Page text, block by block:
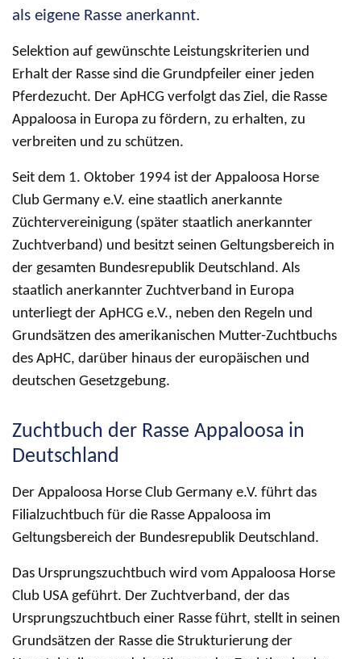
als eigene Rasse anerkannt.
Selektion auf gewünschte Leistungskriterien und
Erhalt der Rasse sind die Grundpfeiler einer jeden
Pferdezucht. Der ApHCG verfolgt das Ziel, die Rasse
Appaloosa in Europa zu fördern, zu erhalten, zu
verbreiten und zu schützen.
Seit dem 1. Oktober 1994 ist der Appaloosa Horse
Club Germany e.V. eine staatlich anerkannte
Züchtervereinigung (später staatlich anerkannter
Zuchtverband) und besitzt seinen Geltungsbereich in
der gesamten Bundesrepublik Deutschland. Als
staatlich anerkannter Zuchtverband in Europa
unterliegt der ApHCG e.V., neben den Regeln und
Grundsätzen des amerikanischen Mutter-Zuchtbuchs
des ApHC, darüber hinaus der europäischen und
deutschen Gesetzgebung.
Zuchtbuch der Rasse Appaloosa in
Deutschland
Der Appaloosa Horse Club Germany e.V. führt das
Filialzuchtbuch für die Rasse Appaloosa im
Geltungsbereich der Bundesrepublik Deutschland.
Das Ursprungszuchtbuch wird vom Appaloosa Horse
Club USA geführt. Der Zuchtverband, der das
Ursprungszuchtbuch einer Rasse führt, stellt in seinen
Grundsätzen der Rasse die Strukturierung der